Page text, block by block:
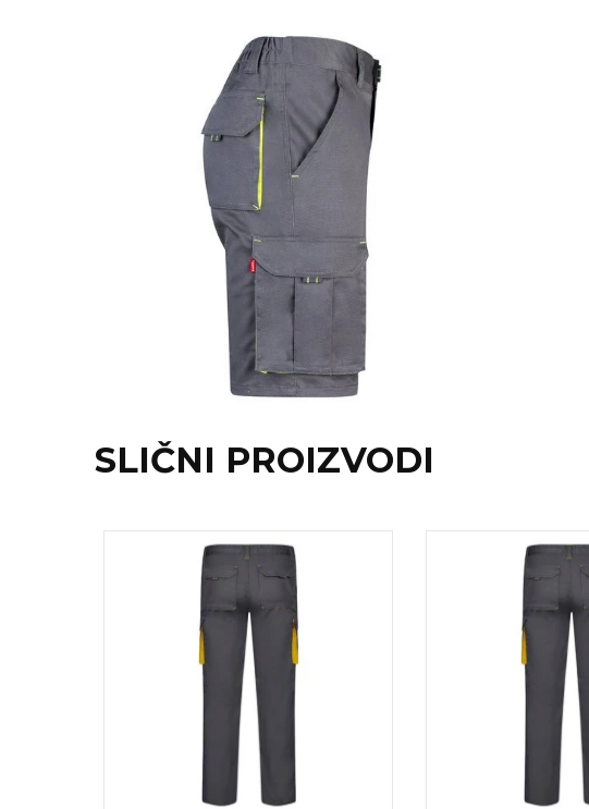
TORBE & PUTOVANJE
TEKSTILSLIČNI PROIZVODI